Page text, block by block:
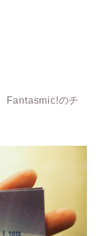
Fantasmic!のチ